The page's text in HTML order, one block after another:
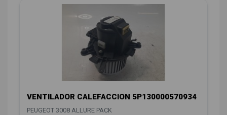
VENTILADOR CALEFACCION 5P130000570934
PEUGEOT 3008 ALLURE PACK